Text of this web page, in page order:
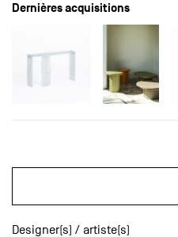
Dernières acquisitions
Designer(s) / artiste(s)